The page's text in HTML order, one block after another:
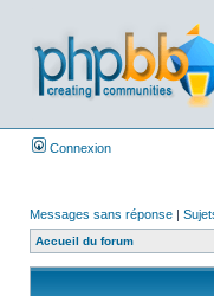
Connexion
Messages sans réponse |
Accueil du forum